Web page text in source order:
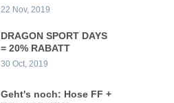
22 Nov, 2019
DRAGON SPORT DAYS
= 20% RABATT
30 Oct, 2019
Geht's noch: Hose FF +